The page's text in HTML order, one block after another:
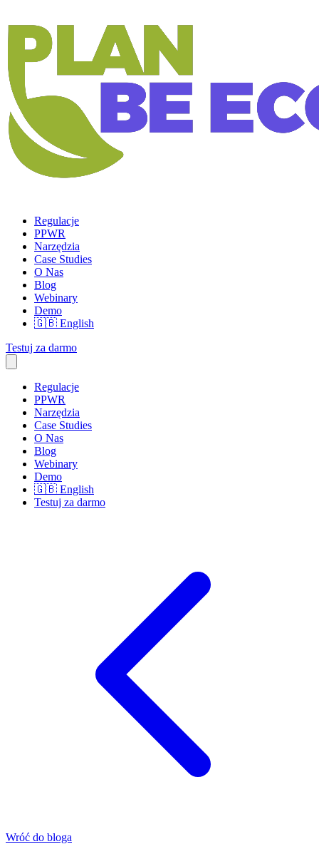
Regulacje
PPWR
Narzędzia
Case Studies
O Nas
Blog
Webinary
Demo
🇬🇧 English
Testuj za darmo
Regulacje
PPWR
Narzędzia
Case Studies
O Nas
Blog
Webinary
Demo
🇬🇧 English
Testuj za darmo
Wróć do bloga